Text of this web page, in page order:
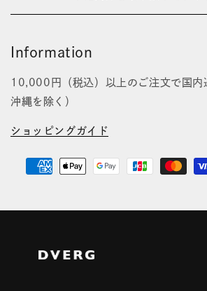
Information
10,000円（税込）以上のご注文で国内
沖縄を除く）
ショッピングガイド